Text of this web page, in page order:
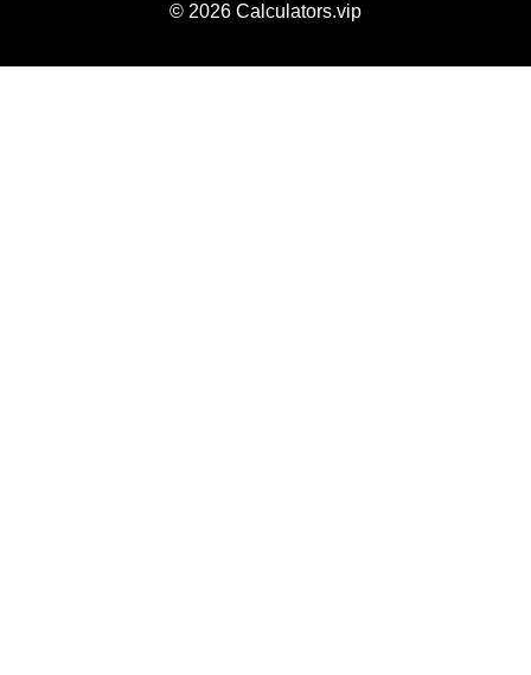
© 2026 Calculators.vip